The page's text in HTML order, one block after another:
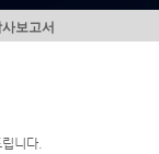
보고서
니다.